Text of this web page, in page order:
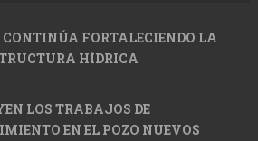
FORTALECIENDO LA
HÍDRICA
LOS TRABAJOS DE
EN EL POZO NUEVOS